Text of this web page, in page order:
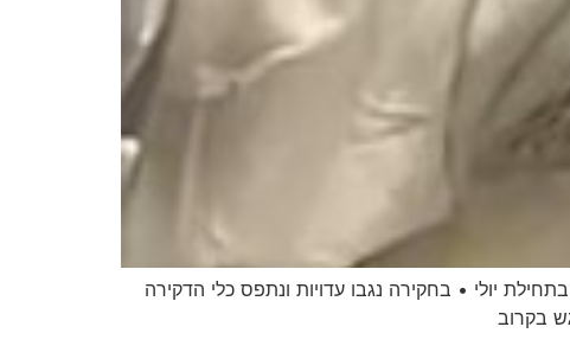
יולי • בחקירה נגבו עדויות ונתפס כלי הדקירה
בקרוב